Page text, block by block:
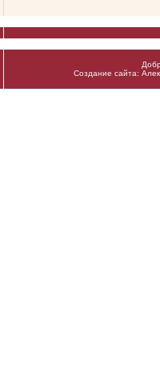
Создание сайта: